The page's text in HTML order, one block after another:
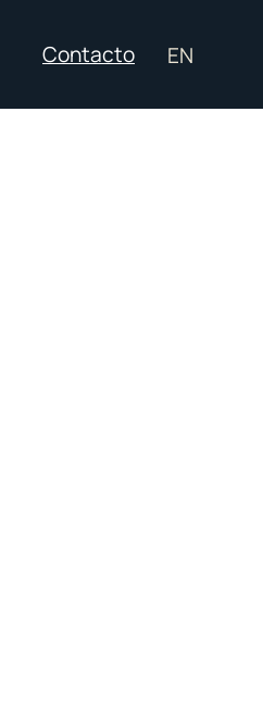
Contacto EN